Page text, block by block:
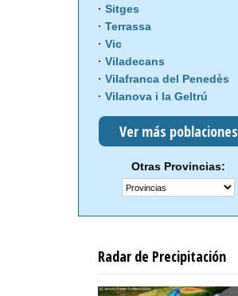
Sitges
Terrassa
Vic
Viladecans
Vilafranca del Penedès
Vilanova i la Geltrú
Ver más poblaciones
Otras Provincias:
Radar de Precipitación